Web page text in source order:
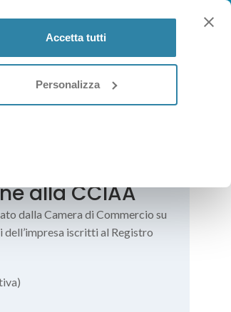
Accetta tutti
Personalizza
ACCEDI / REGISTRATI
alla CCIAA
dalla Camera di Commercio su
iscritti al Registro